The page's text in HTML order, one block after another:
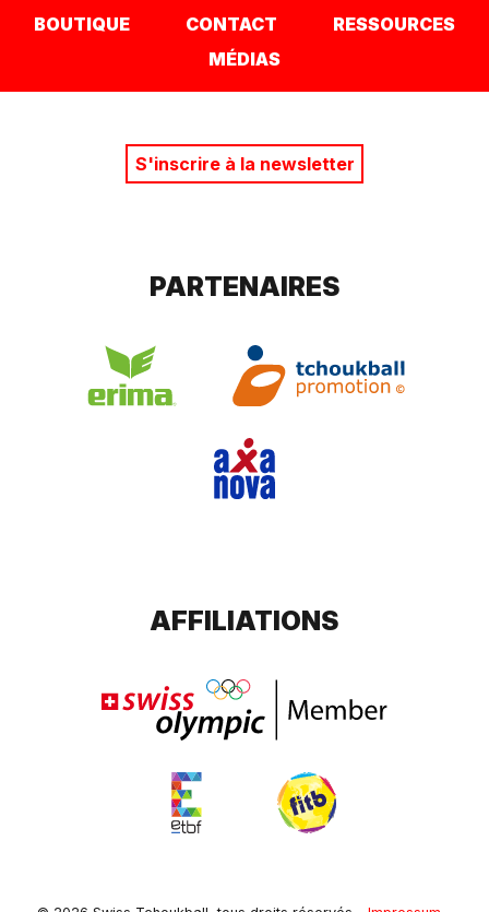
BOUTIQUE
CONTACT
RESSOURCES
MÉDIAS
S'inscrire à la newsletter
PARTENAIRES
AFFILIATIONS